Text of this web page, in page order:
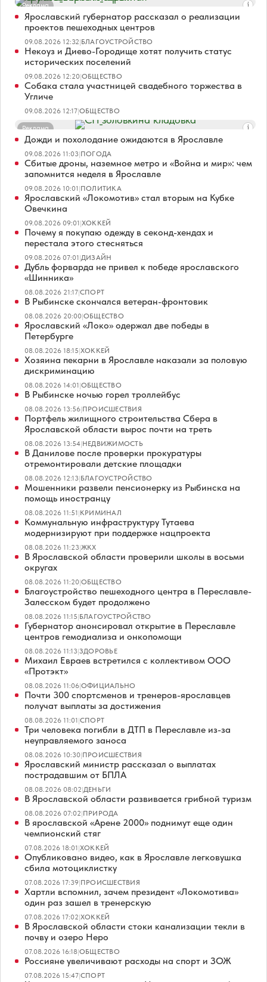
Реклама
Ярославский губернатор рассказал о реализации
проектов пешеходных центров
09.08.2026 12:32|БЛАГОУСТРОЙСТВО
Некоуз и Диево-Городище хотят получить статус
исторических поселений
09.08.2026 12:20|ОБЩЕСТВО
Собака стала участницей свадебного торжества в
Угличе
09.08.2026 12:17|ОБЩЕСТВО
Реклама
Дожди и похолодание ожидаются в Ярославле
09.08.2026 11:03|ПОГОДА
Сбитые дроны, наземное метро и «Война и мир»: чем
запомнится неделя в Ярославле
09.08.2026 10:01|ПОЛИТИКА
Ярославский «Локомотив» стал вторым на Кубке
Овечкина
09.08.2026 09:01|ХОККЕЙ
Почему я покупаю одежду в секонд-хендах и
перестала этого стесняться
09.08.2026 07:01|ДИЗАЙН
Дубль форварда не привел к победе ярославского
«Шинника»
08.08.2026 21:17|СПОРТ
В Рыбинске скончался ветеран-фронтовик
08.08.2026 20:00|ОБЩЕСТВО
Ярославский «Локо» одержал две победы в
Петербурге
08.08.2026 18:15|ХОККЕЙ
Хозяина пекарни в Ярославле наказали за половую
дискриминацию
08.08.2026 14:01|ОБЩЕСТВО
В Рыбинске ночью горел троллейбус
08.08.2026 13:56|ПРОИСШЕСТВИЯ
Портфель жилищного строительства Сбера в
Ярославской области вырос почти на треть
08.08.2026 13:54|НЕДВИЖИМОСТЬ
В Данилове после проверки прокуратуры
отремонтировали детские площадки
08.08.2026 12:13|БЛАГОУСТРОЙСТВО
Мошенники развели пенсионерку из Рыбинска на
помощь иностранцу
08.08.2026 11:51|КРИМИНАЛ
Коммунальную инфраструктуру Тутаева
модернизируют при поддержке нацпроекта
08.08.2026 11:23|ЖКХ
В Ярославской области проверили школы в восьми
округах
08.08.2026 11:20|ОБЩЕСТВО
Благоустройство пешеходного центра в Переславле-
Залесском будет продолжено
08.08.2026 11:15|БЛАГОУСТРОЙСТВО
Губернатор анонсировал открытие в Переславле
центров гемодиализа и онкопомощи
08.08.2026 11:13|ЗДОРОВЬЕ
Михаил Евраев встретился с коллективом ООО
«Протэкт»
08.08.2026 11:06|ОФИЦИАЛЬНО
Почти 300 спортсменов и тренеров-ярославцев
получат выплаты за достижения
08.08.2026 11:01|СПОРТ
Три человека погибли в ДТП в Переславле из-за
неуправляемого заноса
08.08.2026 10:30|ПРОИСШЕСТВИЯ
Ярославский министр рассказал о выплатах
пострадавшим от БПЛА
08.08.2026 08:02|ДЕНЬГИ
В Ярославской области развивается грибной туризм
08.08.2026 07:02|ПРИРОДА
В ярославской «Арене 2000» поднимут еще один
чемпионский стяг
07.08.2026 18:01|ХОККЕЙ
Опубликовано видео, как в Ярославле легковушка
сбила мотоциклистку
07.08.2026 17:39|ПРОИСШЕСТВИЯ
Хартли вспомнил, зачем президент «Локомотива»
один раз зашел в тренерскую
07.08.2026 17:02|ХОККЕЙ
В Ярославской области стоки канализации текли в
почву и озеро Неро
07.08.2026 16:18|ОБЩЕСТВО
Россияне увеличивают расходы на спорт и ЗОЖ
07.08.2026 15:47|СПОРТ